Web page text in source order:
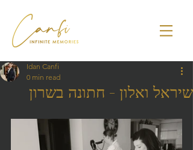
שיראל ואלון - חתונה בשרון
Idan Canfi
0 min read